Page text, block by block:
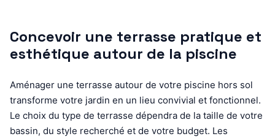
Concevoir une terrasse pratique et
esthétique autour de la piscine
Aménager une terrasse autour de votre piscine hors sol
transforme votre jardin en un lieu convivial et fonctionnel.
Le choix du type de terrasse dépendra de la taille de votre
bassin, du style recherché et de votre budget. Les